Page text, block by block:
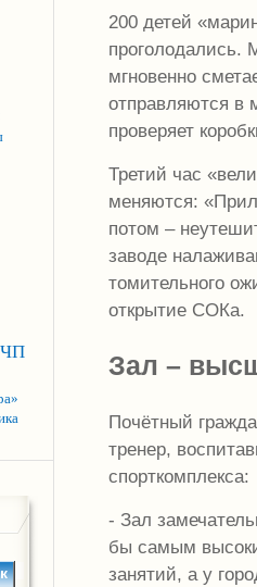
ЧП
200 детей
проголодались.
мгновенно
отправляются в
проверяет
Третий час
меняются:
потом –
заводе
томительного
открытие СОКа.
Зал –
Почётный
тренер,
спорткомплекса:
- Зал
бы самым
занятий, а у